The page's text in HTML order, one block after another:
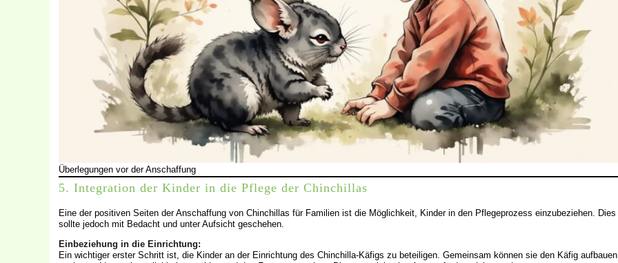
Überlegungen vor der Anschaffung
5. Integration der Kinder in die Pflege der Chinchillas
Eine der positiven Seiten der Anschaffung von Chinchillas für Familien ist die Möglichkeit, Kinder in den Pflegeprozess einzubeziehen. Dies
sollte jedoch mit Bedacht und unter Aufsicht geschehen.
Einbeziehung in die Einrichtung:
Ein wichtiger erster Schritt ist, die Kinder an der Einrichtung des Chinchilla-Käfigs zu beteiligen. Gemeinsam können sie den Käfig